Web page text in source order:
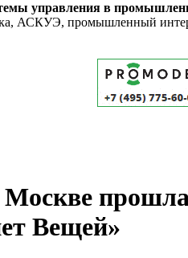
управления в
промышленный
Москве
Вещей»